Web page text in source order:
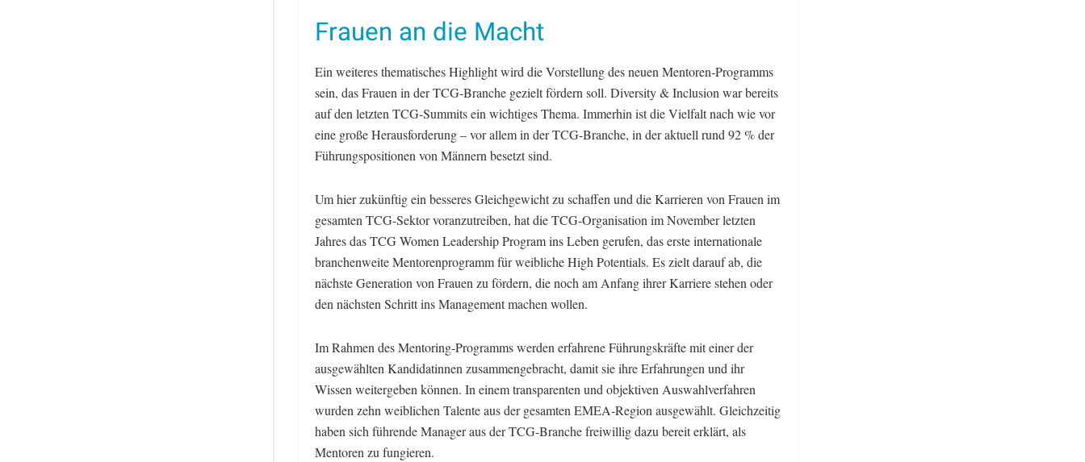
Frauen an die Macht
Ein weiteres thematisches Highlight wird die Vorstellung des neuen Mentoren-Programms
sein, das Frauen in der TCG-Branche gezielt fördern soll. Diversity & Inclusion war bereits
auf den letzten TCG-Summits ein wichtiges Thema. Immerhin ist die Vielfalt nach wie vor
eine große Herausforderung – vor allem in der TCG-Branche, in der aktuell rund 92 % der
Führungspositionen von Männern besetzt sind.
Um hier zukünftig ein besseres Gleichgewicht zu schaffen und die Karrieren von Frauen im
gesamten TCG-Sektor voranzutreiben, hat die TCG-Organisation im November letzten
Jahres das TCG Women Leadership Program ins Leben gerufen, das erste internationale
branchenweite Mentorenprogramm für weibliche High Potentials. Es zielt darauf ab, die
nächste Generation von Frauen zu fördern, die noch am Anfang ihrer Karriere stehen oder
den nächsten Schritt ins Management machen wollen.
Im Rahmen des Mentoring-Programms werden erfahrene Führungskräfte mit einer der
ausgewählten Kandidatinnen zusammengebracht, damit sie ihre Erfahrungen und ihr
Wissen weitergeben können. In einem transparenten und objektiven Auswahlverfahren
wurden zehn weiblichen Talente aus der gesamten EMEA-Region ausgewählt. Gleichzeitig
haben sich führende Manager aus der TCG-Branche freiwillig dazu bereit erklärt, als
Mentoren zu fungieren.